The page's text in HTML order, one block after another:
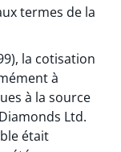
termes de la
la cotisation
à
à la source
Ltd.
était